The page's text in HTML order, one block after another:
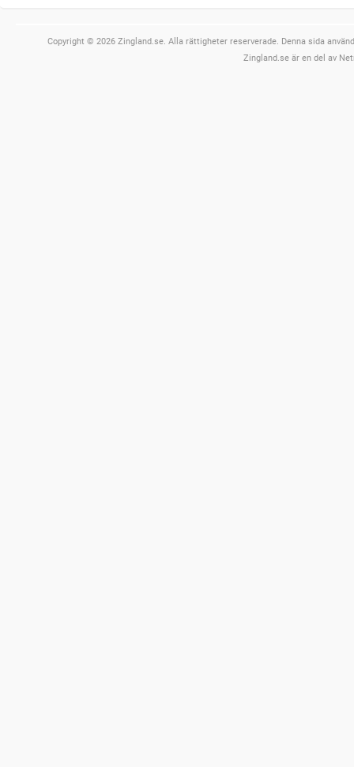
Copyright © 2026 Zingland.se. Alla rättigheter reserverade. Denna sida
Zingland.se är en del av